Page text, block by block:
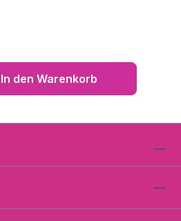
In den Warenkorb